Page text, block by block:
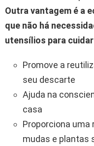
Outra vantagem é a
que não há
utensílios para
Promove a
seu descarte
Ajuda na
casa
Proporciona uma
mudas e plantas